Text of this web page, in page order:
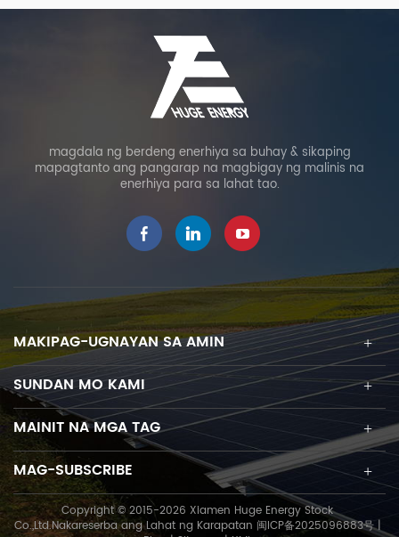
uneven slopes, with
strong wind and snow
resistance. System
installation components,
angles from east, west,
north, and south, suitable
for various inclined
driver to drive the
foundation into the
simple and installation
efficiency is high.
2000mm mesh spacing:
galvanized / dip-coating
Kulay: Silver / Green /
customize parameter
proyekto bakit
napakalaking enerhiya
malaking enerhiya ay
isang tagagawa na
matagumpay na mga
solusyon sa pag-install
ng solar, upang maihatid
ang mga maaasahang
produkto sa mga
customer. Kami mahigpit
na sinusuportahan ang
alinsunod sa
pamantayan sa
internasyonal . Kami
maaaring
magagarantiyahan ang
magdala ng berdeng enerhiya sa buhay & sikaping
mapagtanto ang pangarap na magbigay ng malinis na
enerhiya para sa lahat tao.
MAKIPAG-UGNAYAN SA AMIN
SUNDAN MO KAMI
MAINIT NA MGA TAG
MAG-SUBSCRIBE
Copyright © 2015-2026 Xiamen Huge Energy Stock
Co.,Ltd.Nakareserba ang Lahat ng Karapatan 闽ICP备2025096883号|